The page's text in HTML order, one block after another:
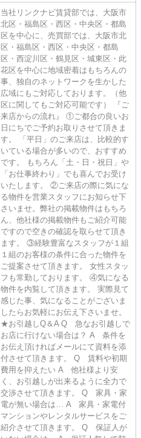
当社リンクナビ賃貸部では、大阪市
北区・福島区・西区・中央区・都島
区を中心に、売買部では、大阪市北
区・福島区・西区・中央区・都島
区・西淀川区・鶴見区・城東区・此
花区を中心に地域密着はもちろんの
事、独自のネットワークを生かした
広域にもご対応しております。（他
区に関してもご対応可能です） 『ご
来店からの流れ』 ①ご都合の良いお
日にちでご予約お取りさせて頂きま
す。 「平日」のご来店は、比較的す
いている場合が多いので、おすすめ
です。 もちろん「土・日・祝日」や
「お仕事終わり」でも喜んでお受け
いたします。 ②ご来店の際に気にな
る物件を営業スタッフにお知らせ下
さいませ。弊社の掲載物件はもちろ
ん、他社様の掲載物件もご紹介可能
ですので空きの確認を取らせて頂き
ます。 ③経験豊富なスタッフが１組
１組のお客様の条件に合った物件を
ご提案させて頂きます。 女性スタッ
フも常勤しております。 ④気になる
物件を内覧して頂きます。 実際見て
感じた事、気になることがございま
したらお気軽にお伝え下さいませ。
★お引越しQ＆A Q 急なお引越しで
お店に行けない場合は？ A 条件を
お伝え頂ければメールにて資料を添
付させて頂きます。 Q 賃料や初期
費用を抑えたい A 他社様より安
く、お引越しが出来るように全力で
交渉させて頂きます。 Q 家具・家
電が無い場合は… A 家具・家電付
マンションやレンタルサービスをご
紹介させて頂きます。 Q 保証人が